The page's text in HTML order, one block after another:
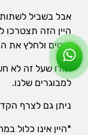
אבל בשביל
היין הזה תצטרכו
חוטים ולחלץ את
תודו שעל זה לא
למבוגרים שלנו.
ניתן גם לצרף
*היין אינו כלול